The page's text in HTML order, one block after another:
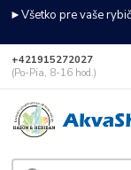
►Všetko pre vaše
+421915272027
(Po-Pia, 8-16 hod.)